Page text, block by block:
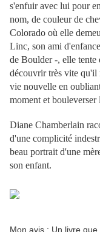
s'enfuir avec lui pour
nom, de couleur de
Colorado où elle
Linc, son ami
de Boulder -, elle tente
découvrir très vite qu'il
vie nouvelle en
moment et bouleverser
Diane Chamberlain
d'une complicité
beau portrait d'une
son enfant.
Mon avis : Un livre